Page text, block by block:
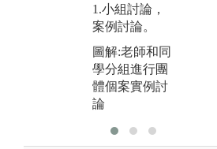
1.小組討論，
案例討論。
圖解:老師和同
學分組進行團
體個案實例討
論